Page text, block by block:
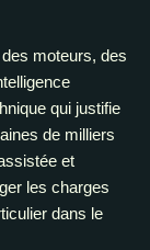
moteurs, des
qui justifie
de milliers
et
les charges
dans le